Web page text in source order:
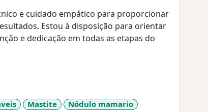
e cuidado empático para proporcionar
Estou à disposição para orientar
e dedicação em todas as etapas do
Mastite
Nódulo mamario